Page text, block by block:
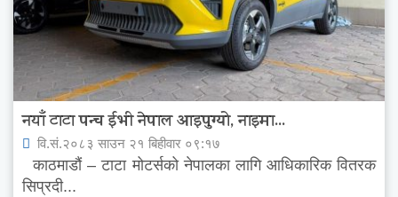
नयाँ टाटा पन्च ईभी नेपाल आइपुग्यो, नाइमा...
वि.सं.२०८३ साउन २१ बिहीवार ०९:१७
काठमाडौं – टाटा मोटर्सको नेपालका लागि आधिकारिक वितरक
सिप्रदी...